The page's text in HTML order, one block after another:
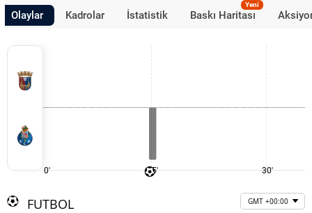
Olaylar Kadrolar İstatistik Baskı Haritası
Yeni
0' 15' 30'
FUTBOL GMT +00:00